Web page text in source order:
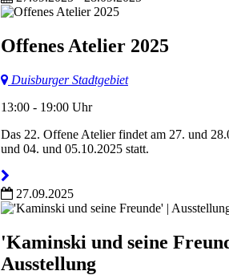
Offenes Atelier 2025
Duisburger Stadtgebiet
13:00 - 19:00 Uhr
Das 22. Offene Atelier findet am 27. und
und 04. und 05.10.2025 statt.
27.09.2025
'Kaminski und seine
Ausstellung